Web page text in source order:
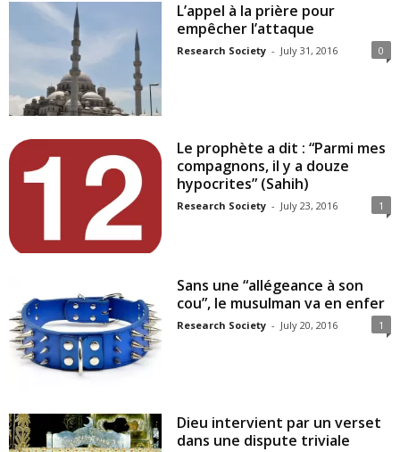
L’appel à la prière pour
empêcher l’attaque
Research Society - July 31, 2016 0
Le prophète a dit : “Parmi mes
compagnons, il y a douze
hypocrites” (Sahih)
Research Society - July 23, 2016 1
Sans une “allégeance à son
cou”, le musulman va en enfer
Research Society - July 20, 2016 1
Dieu intervient par un verset
dans une dispute triviale